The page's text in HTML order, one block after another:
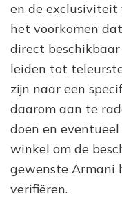
en de exclusiviteit
het voorkomen
direct
leiden tot
zijn naar een
daarom aan te
doen en
winkel om de
gewenste Armani
verifiëren.